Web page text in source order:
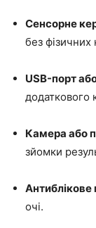
Сенсорне
без фізичних
USB-порт
додаткового
Камера або
зйомки
Антиблікове
очі.